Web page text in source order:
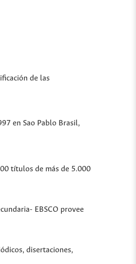
de las
en Sao Pablo Brasil,
títulos de más de 5.000
EBSCO provee
disertaciones,